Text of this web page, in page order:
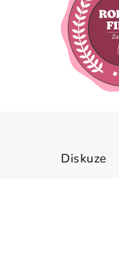
Diskuze